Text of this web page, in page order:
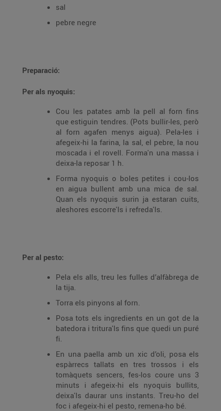
sal
pebre negre
Preparació:
Per als nyoquis:
Cou les patates amb la pell al forn fins
que estiguin tendres. (Pots bullir-les, però
al forn agafen menys aigua). Pela-les i
afegeix-hi la farina, la sal, el pebre, la nou
moscada i el rovell. Forma'n una massa i
deixa-la reposar 1 h.
Forma nyoquis o boles petites i cou-los
en aigua bullent amb una mica de sal.
Quan els nyoquis surin ja estaran cuits,
aleshores escorre'ls i refreda'ls.
Per al pesto:
Pela els alls, treu les fulles d’alfàbrega de
la tija.
Torra els pinyons al forn.
Posa tots els ingredients en un got de la
batedora i tritura'ls fins que quedi un puré
fi.
En una paella amb un xic d’oli, posa els
espàrrecs tallats en tres trossos i els
tomàquets sencers, fes-los coure uns 3
minuts i afegeix-hi els nyoquis bullits,
deixa'ls daurar uns instants. Treu-ho del
foc i afegeix-hi el pesto, remena-ho bé.